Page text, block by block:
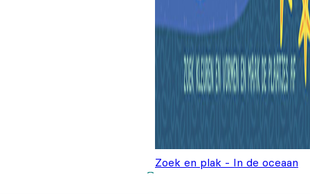
Zoek en plak - In de oceaan